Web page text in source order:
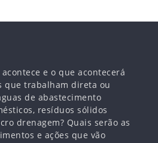
e o que acontecerá
que trabalham direta ou
de abastecimento
resíduos sólidos
drenagem? Quais serão as
e ações que vão